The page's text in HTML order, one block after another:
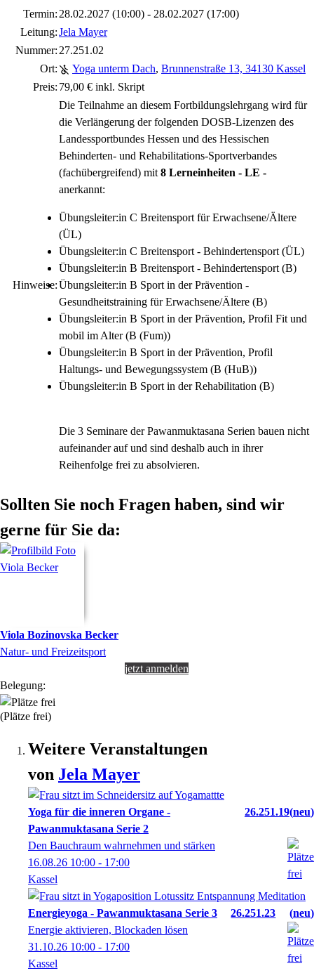
Termin: 28.02.2027 (10:00) - 28.02.2027 (17:00)
Leitung:Jela Mayer
Nummer: 27.251.02
Ort:
Yoga unterm Dach, Brunnenstraße 13, 34130 Kassel
Preis: 79,00 € inkl. Skript
Hinweise:
Die Teilnahme an diesem Fortbildungslehrgang wird für
die Verlängerung der folgenden DOSB-Lizenzen des
Landessportbundes Hessen und des Hessischen
Behinderten- und Rehabilitations-Sportverbandes
(fachübergreifend) mit 8 Lerneinheiten - LE -
anerkannt:
Übungsleiter:in C Breitensport für Erwachsene/Ältere
(ÜL)
Übungsleiter:in C Breitensport - Behindertensport (ÜL)
Übungsleiter:in B Breitensport - Behindertensport (B)
Übungsleiter:in B Sport in der Prävention -
Gesundheitstraining für Erwachsene/Ältere (B)
Übungsleiter:in B Sport in der Prävention, Profil Fit und
mobil im Alter (B (Fum))
Übungsleiter:in B Sport in der Prävention, Profil
Haltungs- und Bewegungssystem (B (HuB))
Übungsleiter:in B Sport in der Rehabilitation (B)
Die 3 Seminare der Pawanmuktasana Serien bauen nicht
aufeinander auf und sind deshalb auch in ihrer
Reihenfolge frei zu absolvieren.
Sollten Sie noch Fragen haben, sind wir
gerne für Sie da:
Viola Bozinovska Becker
Natur- und Freizeitsport
jetzt anmelden
Belegung:
(Plätze frei)
Weitere Veranstaltungen
von Jela Mayer
Yoga für die inneren Organe -
Pawanmuktasana Serie 2
26.251.19 neu
Den Bauchraum wahrnehmen und stärken
16.08.26 10:00 - 17:00
Kassel
Energieyoga - Pawanmuktasana Serie 3 26.251.23
neu
Energie aktivieren, Blockaden lösen
31.10.26 10:00 - 17:00
Kassel